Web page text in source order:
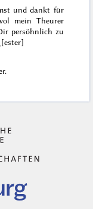
und dankt für
mein Theurer
persöhnlich zu